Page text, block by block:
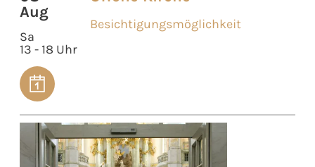
Aug
Sa
13 - 18 Uhr
Besichtigungsmöglichkeit